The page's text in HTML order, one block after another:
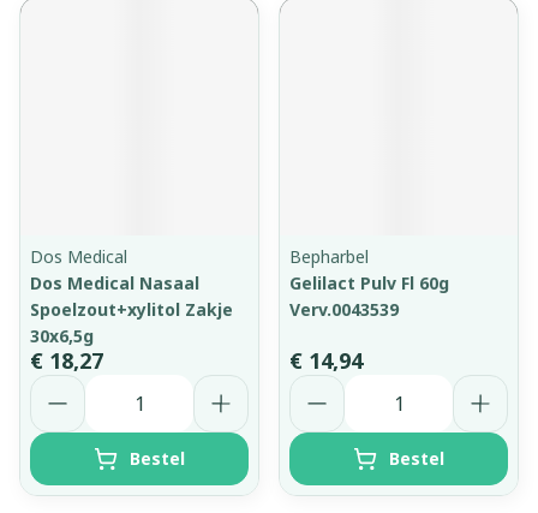
Dos Medical
Dos Medical Nasaal
Spoelzout+xylitol Zakje
30x6,5g
€ 18,27
Aantal
Bestel
Bepharbel
Gelilact Pulv Fl 60g
Verv.0043539
€ 14,94
Aantal
Bestel